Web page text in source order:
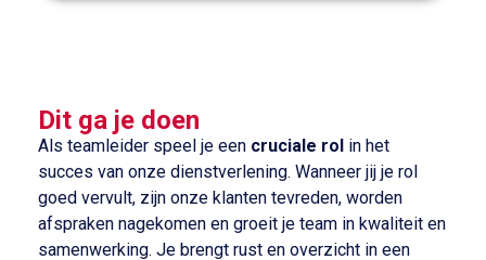
Dit ga je doen
Als teamleider speel je een cruciale rol in het
succes van onze dienstverlening. Wanneer jij je rol
goed vervult, zijn onze klanten tevreden, worden
afspraken nagekomen en groeit je team in kwaliteit en
samenwerking. Je brengt rust en overzicht in een